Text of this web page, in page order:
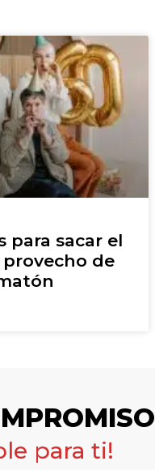
para sacar el
de
para ti!